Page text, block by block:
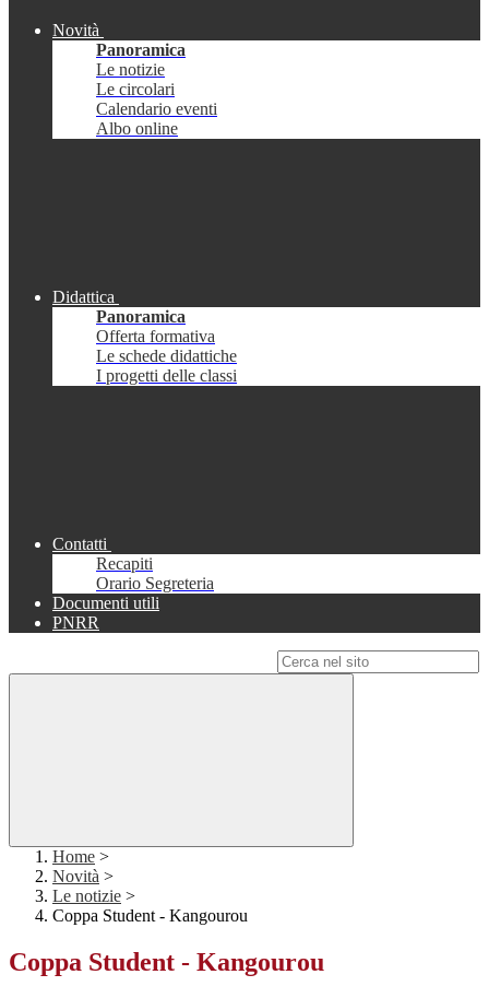
Novità
Panoramica
Le notizie
Le circolari
Calendario eventi
Albo online
Didattica
Panoramica
Offerta formativa
Le schede didattiche
I progetti delle classi
Contatti
Recapiti
Orario Segreteria
Documenti utili
PNRR
Home >
Novità >
Le notizie >
Coppa Student - Kangourou
Coppa Student - Kangourou